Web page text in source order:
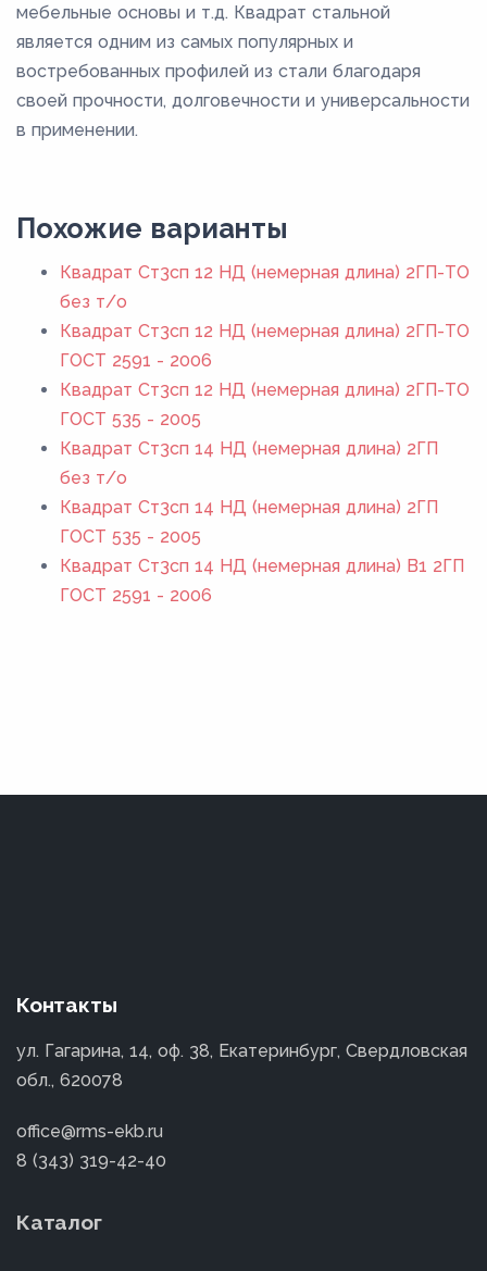
мебельные основы и т.д. Квадрат стальной
является одним из самых популярных и
востребованных профилей из стали благодаря
своей прочности, долговечности и универсальности
в применении.
Похожие варианты
Квадрат Ст3сп 12 НД (немерная длина) 2ГП-ТО
без т/о
Квадрат Ст3сп 12 НД (немерная длина) 2ГП-ТО
ГОСТ 2591 - 2006
Квадрат Ст3сп 12 НД (немерная длина) 2ГП-ТО
ГОСТ 535 - 2005
Квадрат Ст3сп 14 НД (немерная длина) 2ГП
без т/о
Квадрат Ст3сп 14 НД (немерная длина) 2ГП
ГОСТ 535 - 2005
Квадрат Ст3сп 14 НД (немерная длина) В1 2ГП
ГОСТ 2591 - 2006
Контакты
ул. Гагарина, 14, оф. 38, Екатеринбург, Свердловская
обл., 620078
office@rms-ekb.ru
8 (343) 319-42-40
Каталог